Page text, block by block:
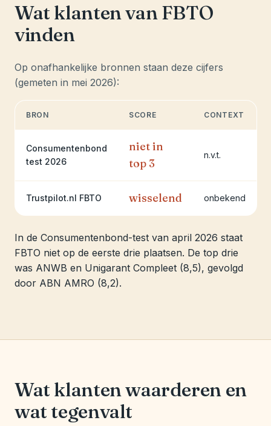
Wat klanten van FBTO
vinden
Op onafhankelijke bronnen staan deze cijfers
(gemeten in mei 2026):
BRON SCORE CONTEXT
Consumentenbond
test 2026
niet in
top 3
n.v.t.
Trustpilot.nl FBTO wisselend onbekend
In de Consumentenbond-test van april 2026 staat
FBTO niet op de eerste drie plaatsen. De top drie
was ANWB en Unigarant Compleet (8,5), gevolgd
door ABN AMRO (8,2).
Wat klanten waarderen en
wat tegenvalt